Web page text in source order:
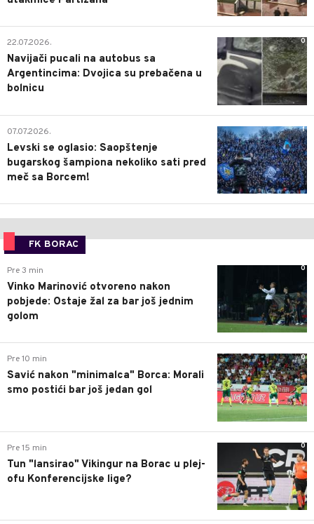
0
22.07.2026.
Navijači pucali na autobus sa
Argentincima: Dvojica su prebačena u
bolnicu
1
07.07.2026.
Levski se oglasio: Saopštenje
bugarskog šampiona nekoliko sati pred
meč sa Borcem!
FK BORAC
0
Pre 3 min
Vinko Marinović otvoreno nakon
pobjede: Ostaje žal za bar još jednim
golom
0
Pre 10 min
Savić nakon "minimalca" Borca: Morali
smo postići bar još jedan gol
0
Pre 15 min
Tun "lansirao" Vikingur na Borac u plej-
ofu Konferencijske lige?